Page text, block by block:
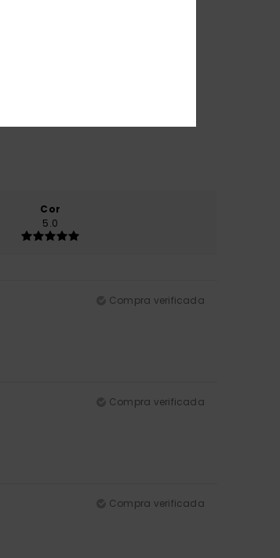
Cor
5.0
Compra verificada
Compra verificada
Compra verificada